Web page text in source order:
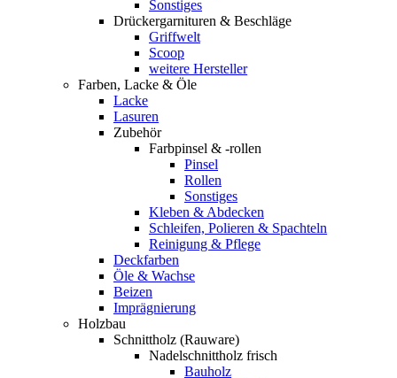
Sonstiges
Drückergarnituren & Beschläge
Griffwelt
Scoop
weitere Hersteller
Farben, Lacke & Öle
Lacke
Lasuren
Zubehör
Farbpinsel & -rollen
Pinsel
Rollen
Sonstiges
Kleben & Abdecken
Schleifen, Polieren & Spachteln
Reinigung & Pflege
Deckfarben
Öle & Wachse
Beizen
Imprägnierung
Holzbau
Schnittholz (Rauware)
Nadelschnittholz frisch
Bauholz